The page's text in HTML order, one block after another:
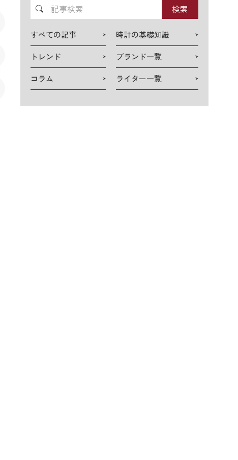
記
事
検
索
すべての記事
トレンド
コラム
時計の基礎知識
ブランド一覧
ライター一覧